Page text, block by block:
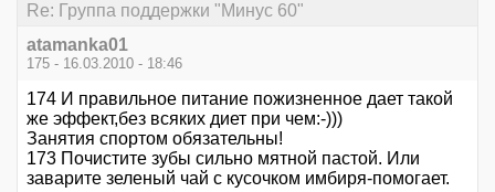
Re: Группа поддержки "Минус 60"
atamanka01
175 - 16.03.2010 - 18:46
174 И правильное питание пожизненное дает такой
же эффект,без всяких диет при чем:-)))
Занятия спортом обязательны!
173 Почистите зубы сильно мятной пастой. Или
заварите зеленый чай с кусочком имбиря-помогает.